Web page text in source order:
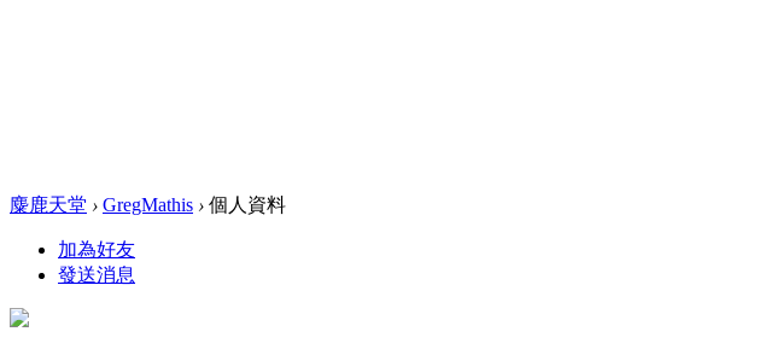
麋鹿天堂 › GregMathis › 個人資料
加為好友
發送消息